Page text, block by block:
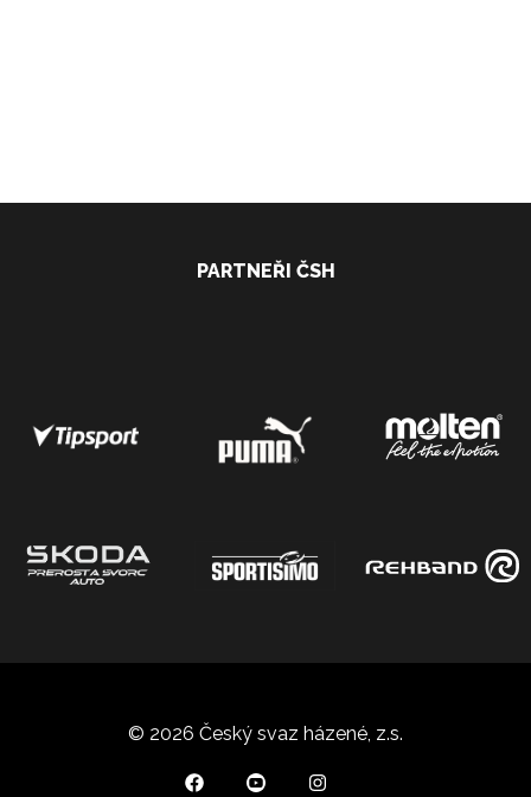
PARTNEŘI ČSH
© 2026 Český svaz házené, z.s.